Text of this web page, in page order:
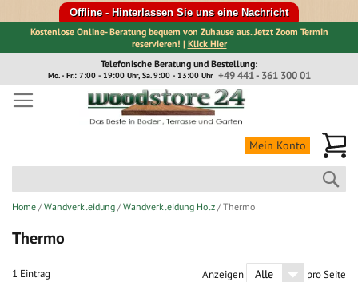
Offline - Hinterlassen Sie uns eine Nachricht
Kostenlose Online- Beratung bequem von Zuhause aus. Jetzt Zoom Termin
reservieren! | Klick Hier
Inhalt
Telefonische Beratung und Bestellung:
+49 441 - 361 300 01
Mo. - Fr.: 7:00 - 19:00 Uhr, Sa. 9:00 - 13:00 Uhr
Mein Konto
Home Wandverkleidung Wandverkleidung Holz Thermo
Thermo
1 Eintrag Anzeigen pro Seite